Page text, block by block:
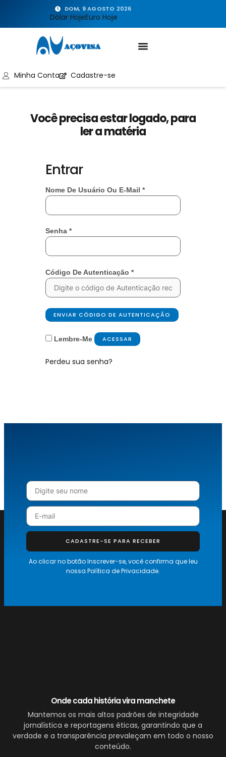
DOM, 9 AGOSTO 2026
Dólar HojeEuro Hoje
Minha Conta Cadastre-se
Você precisa estar logado, para
ler a matéria
Entrar
Nome De Usuário Ou E-Mail *
Senha *
Código De Autenticação *
ENVIAR CÓDIGO DE AUTENTICAÇÃO
Lembre-Me ACESSAR
Perdeu sua senha?
CADASTRE-SE PARA RECEBER
Ao clicar no botão Inscrever-se, você confirma que leu
nossa Política de Privacidade.
Onde cada história vira manchete
Mantemos os mais altos padrões de integridade
jornalística e reportagens éticas, garantindo que a
verdade e a transparência prevaleçam em todo o nosso
conteúdo.